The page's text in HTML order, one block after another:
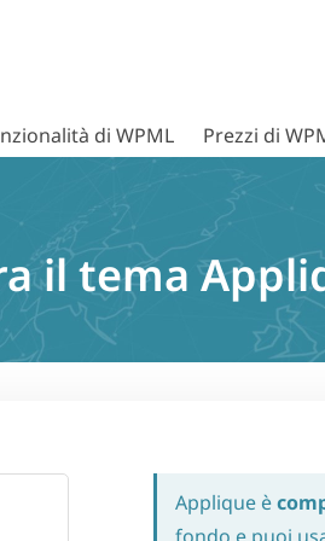
di WPML Prezzi di
il tema
Applique è